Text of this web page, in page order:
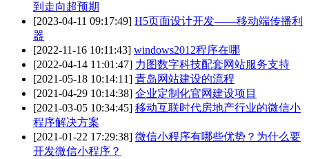
到走向超预期
[2023-04-11 09:17:49] H5页面设计开发——移动端传播利
器
[2022-11-16 10:11:43] windows2012程序在哪
[2022-04-14 11:01:47] 力图数字科技配套网站服务支持
[2021-05-18 10:14:11] 青岛网站建设的流程
[2021-04-29 10:14:38] 企业定制化官网建设项目
[2021-03-05 10:34:45] 移动互联时代房地产行业的微信小
程序解决方案
[2021-01-22 17:29:38] 微信小程序有哪些优势？为什么要
开发微信小程序？